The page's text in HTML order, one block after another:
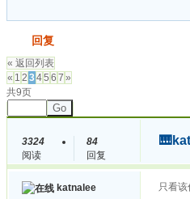
回复
« 返回列表
« 1 2 345 6 7 »
共9页
Go
3324
阅读
84
回复
katnalee 只看该